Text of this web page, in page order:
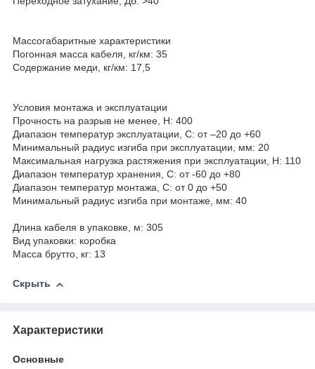
Массогабаритные характеристики
Погонная масса кабеля, кг/км: 35
Содержание меди, кг/км: 17,5
Условия монтажа и эксплуатации
Прочность на разрыв не менее, Н: 400
Диапазон температур эксплуатации, C: от –20 до +60
Минимальный радиус изгиба при эксплуатации, мм: 20
Максимальная нагрузка растяжения при эксплуатации, Н: 110
Диапазон температур хранения, C: от -60 до +80
Диапазон температур монтажа, C: от 0 до +50
Минимальный радиус изгиба при монтаже, мм: 40
Длина кабеля в упаковке, м: 305
Вид упаковки: коробка
Масса брутто, кг: 13
Скрыть
Характеристики
Основные